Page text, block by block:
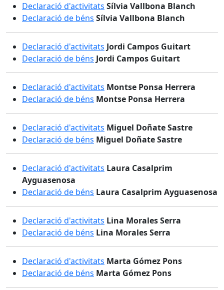
Declaració d'activitats Sílvia Vallbona Blanch
Declaració de béns Sílvia Vallbona Blanch
Declaració d'activitats Jordi Campos Guitart
Declaració de béns Jordi Campos Guitart
Declaració d'activitats Montse Ponsa Herrera
Declaració de béns Montse Ponsa Herrera
Declaració d'activitats Miguel Doñate Sastre
Declaració de béns Miguel Doñate Sastre
Declaració d'activitats Laura Casalprim
Ayguasenosa
Declaració de béns Laura Casalprim Ayguasenosa
Declaració d'activitats Lina Morales Serra
Declaració de béns Lina Morales Serra
Declaració d'activitats Marta Gómez Pons
Declaració de béns Marta Gómez Pons